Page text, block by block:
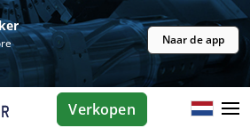
Naar de app
Verkopen